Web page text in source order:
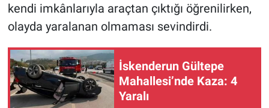
kendi imkânlarıyla araçtan çıktığı öğrenilirken,
olayda yaralanan olmaması sevindirdi.
İskenderun Gültepe
Mahallesi’nde Kaza: 4
Yaralı